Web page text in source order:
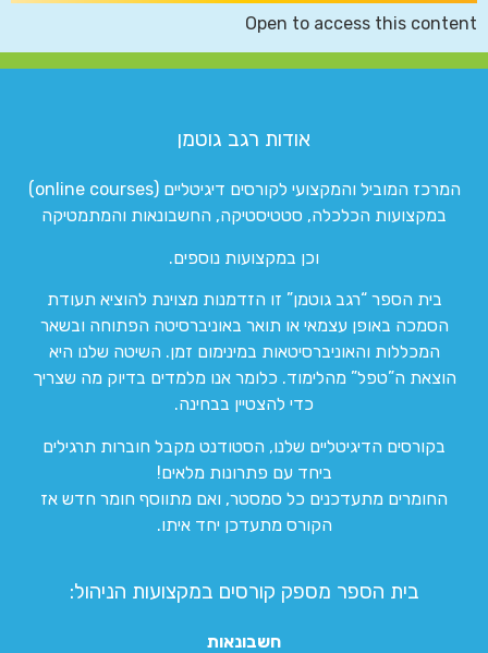
Open to access this content
אודות רגב גוטמן
המרכז המוביל והמקצועי לקורסים דיגיטליים (online courses)
במקצועות הכלכלה, סטטיסטיקה, החשבונאות והמתמטיקה
וכן במקצועות נוספים.
בית הספר “רגב גוטמן” זו הזדמנות מצוינת להוציא תעודת
הסמכה באופן עצמאי או תואר באוניברסיטה הפתוחה ובשאר
המכללות והאוניברסיטאות במינימום זמן. השיטה שלנו היא
הוצאת ה”טפל” מהלימוד. כלומר אנו מלמדים בדיוק מה שצריך
כדי להצטיין בבחינה.
בקורסים הדיגיטליים שלנו, הסטודנט מקבל חוברות תרגילים
ביחד עם פתרונות מלאים!
החומרים מתעדכנים כל סמסטר, ואם מתווסף חומר חדש אז
הקורס מתעדכן יחד איתו.
בית הספר מספק קורסים במקצועות הניהול:
חשבונאות